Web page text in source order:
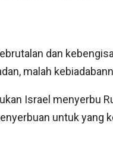
dan
malah
Israel menyerbu
untuk yang